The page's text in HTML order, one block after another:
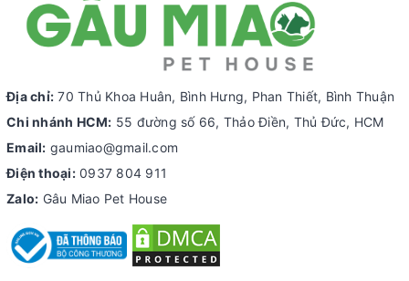
Địa chỉ: 70 Thủ Khoa Huân, Bình Hưng, Phan Thiết, Bình Thuận
Chi nhánh HCM: 55 đường số 66, Thảo Điền, Thủ Đức, HCM
Email: gaumiao@gmail.com
Điện thoại: 0937 804 911
Zalo: Gâu Miao Pet House